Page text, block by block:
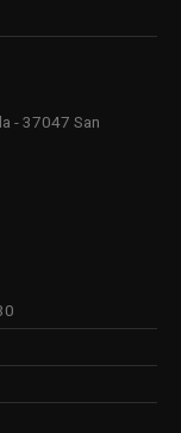
- 37047 San